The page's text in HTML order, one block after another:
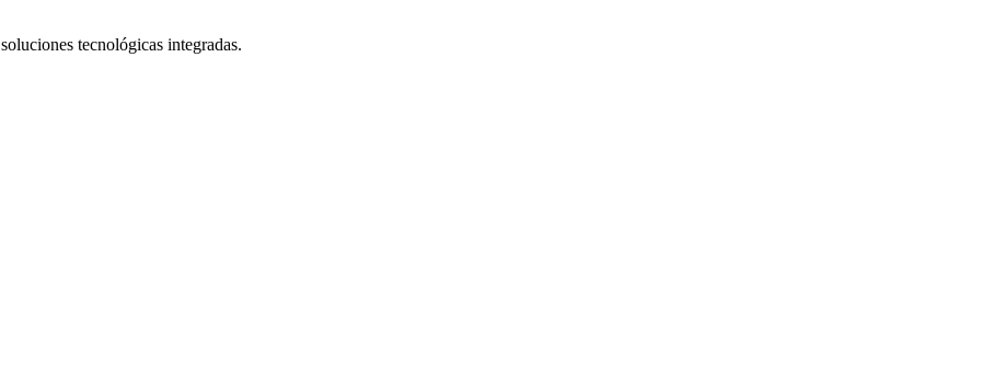
tecnológicas integradas.